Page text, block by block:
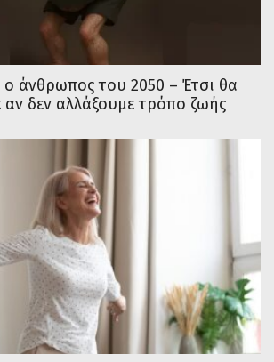
ο άνθρωπος του 2050 – Έτσι θα
αν δεν αλλάξουμε τρόπο ζωής